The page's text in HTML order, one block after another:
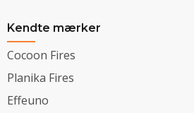
Kendte mærker
Cocoon Fires
Planika Fires
Effeuno